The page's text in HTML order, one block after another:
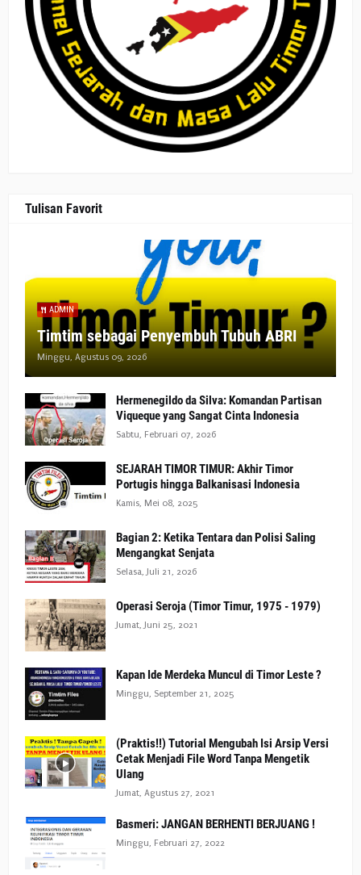
Tulisan Favorit
ADMIN
Timtim sebagai Penyembuh Tubuh ABRI
Minggu, Agustus 09, 2026
Hermenegildo da Silva: Komandan Partisan
Viqueque yang Sangat Cinta Indonesia
Sabtu, Februari 07, 2026
SEJARAH TIMOR TIMUR: Akhir Timor
Portugis hingga Balkanisasi Indonesia
Kamis, Mei 08, 2025
Bagian 2: Ketika Tentara dan Polisi Saling
Mengangkat Senjata
Selasa, Juli 21, 2026
Operasi Seroja (Timor Timur, 1975 - 1979)
Jumat, Juni 25, 2021
Kapan Ide Merdeka Muncul di Timor Leste ?
Minggu, September 21, 2025
(Praktis!!) Tutorial Mengubah Isi Arsip Versi
Cetak Menjadi File Word Tanpa Mengetik
Ulang
Jumat, Agustus 27, 2021
Basmeri: JANGAN BERHENTI BERJUANG !
Minggu, Februari 27, 2022